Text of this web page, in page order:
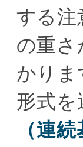
する注
の重さ
かりま
形式
（連続